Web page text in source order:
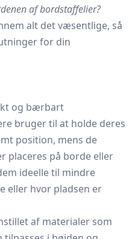
af bordstaffelier?
alt det væsentlige, så
for din
og bærbart
bruger til at holde deres
position, mens de
placeres på borde eller
ideelle til mindre
eller hvor pladsen er
af materialer som